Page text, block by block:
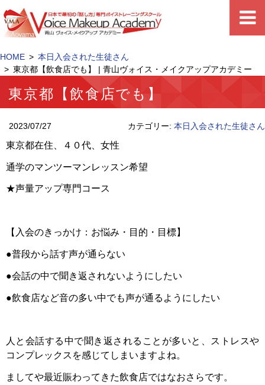
HOME
本日入会された生徒さん
東京都【飲食店でも】 | 青山ヴォイス・メイクアップアカデミー
東京都【飲食店でも】
2023/07/27 カテゴリー: 本日入会された生徒さん
東京都在住、４０代、女性
通学のマンツーマンレッスン希望
★声量アップ専門コース
【入会のきっかけ：お悩み・目的・目標】
●普段から話す声が通らない
●会話の中で聞き返されないようにしたい
●飲食店など音の多い中でも声が通るようにしたい
人と会話する中で聞き返されることが多いと、ストレスや
コンプレックスを感じてしまいますよね。
ましてや最近賑わってきた飲食店ではなおさらです。